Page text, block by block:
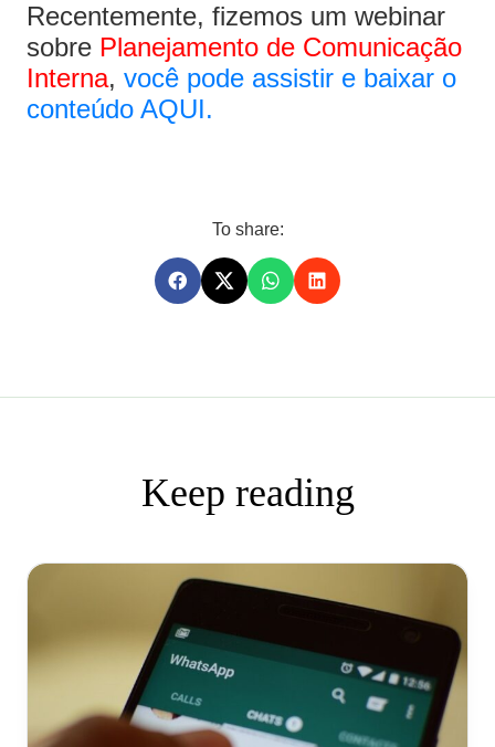
Recentemente, fizemos um webinar
sobre Planejamento de Comunicação
Interna, você pode assistir e baixar o
conteúdo AQUI.
To share:
Keep reading